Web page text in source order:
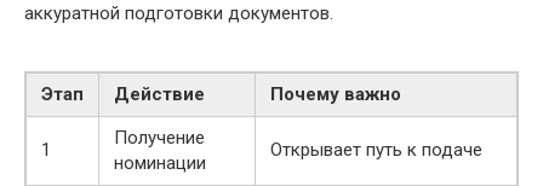
аккуратной подготовки документов.
Этап Действие Почему важно
1
Получение
номинации
Открывает путь к подаче